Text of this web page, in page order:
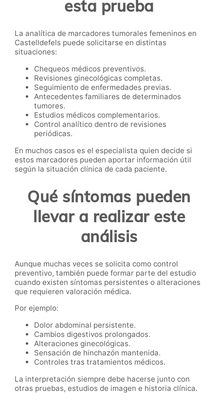
esta prueba
La analítica de marcadores tumorales femeninos en
Castelldefels puede solicitarse en distintas
situaciones:
Chequeos médicos preventivos.
Revisiones ginecológicas completas.
Seguimiento de enfermedades previas.
Antecedentes familiares de determinados
tumores.
Estudios médicos complementarios.
Control analítico dentro de revisiones
periódicas.
En muchos casos es el especialista quien decide si
estos marcadores pueden aportar información útil
según la situación clínica de cada paciente.
Qué síntomas pueden
llevar a realizar este
análisis
Aunque muchas veces se solicita como control
preventivo, también puede formar parte del estudio
cuando existen síntomas persistentes o alteraciones
que requieren valoración médica.
Por ejemplo:
Dolor abdominal persistente.
Cambios digestivos prolongados.
Alteraciones ginecológicas.
Sensación de hinchazón mantenida.
Controles tras tratamientos médicos.
La interpretación siempre debe hacerse junto con
otras pruebas, estudios de imagen e historia clínica.